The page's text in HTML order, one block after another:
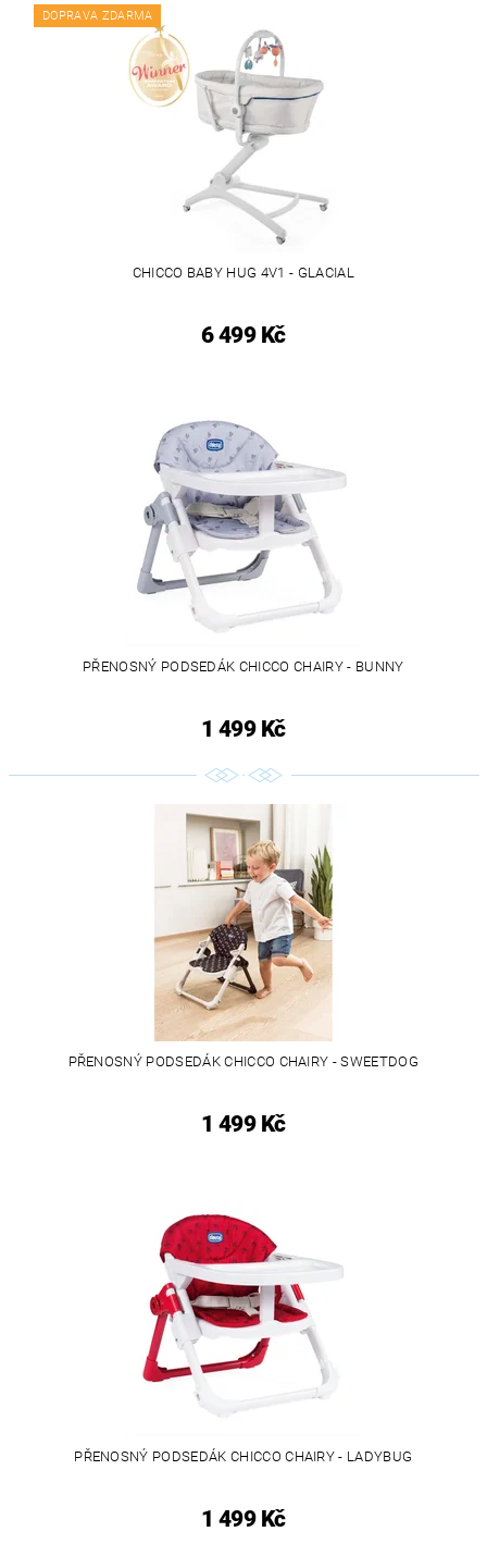
DOPRAVA ZDARMA
CHICCO BABY HUG 4V1 - GLACIAL
6 499 Kč
PŘENOSNÝ PODSEDÁK CHICCO CHAIRY - BUNNY
1 499 Kč
PŘENOSNÝ PODSEDÁK CHICCO CHAIRY - SWEETDOG
1 499 Kč
PŘENOSNÝ PODSEDÁK CHICCO CHAIRY - LADYBUG
1 499 Kč